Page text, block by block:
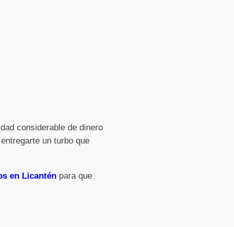
considerable de dinero
un turbo que
en Licantén para que